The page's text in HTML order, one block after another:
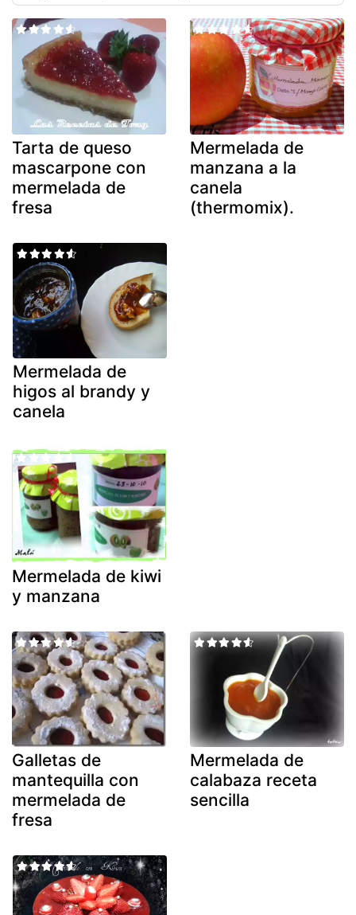
Tarta de queso
mascarpone con
mermelada de
fresa
Mermelada de
manzana a la
canela
(thermomix).
Mermelada de
higos al brandy y
canela
Mermelada de kiwi
y manzana
Galletas de
mantequilla con
mermelada de
fresa
Mermelada de
calabaza receta
sencilla